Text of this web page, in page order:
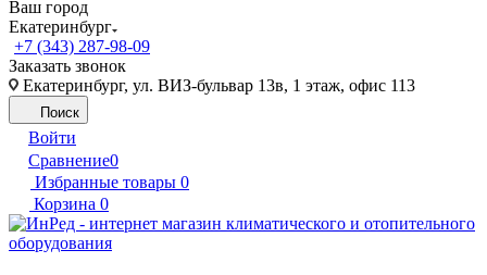
Ваш город
Екатеринбург
+7 (343) 287-98-09
Заказать звонок
Екатеринбург, ул. ВИЗ-бульвар 13в, 1 этаж, офис 113
Поиск
Войти
Сравнение0
Избранные товары 0
Корзина 0